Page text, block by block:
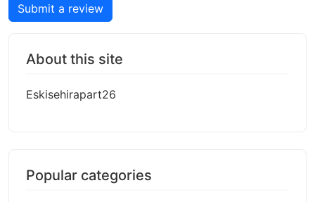
Submit a review
About this site
Eskisehirapart26
Popular categories